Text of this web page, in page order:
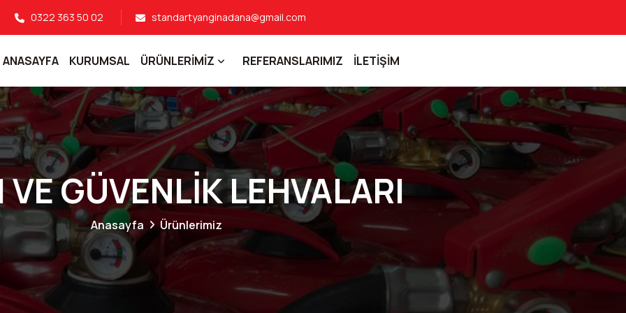
0322 363 50 02 standartyanginadana@gmail.com
ANASAYFA KURUMSAL ÜRÜNLERİMİZ REFERANSLARIMIZ İLETİŞİM
VE GÜVENLİK LEHVALARI
Anasayfa Ürünlerimiz